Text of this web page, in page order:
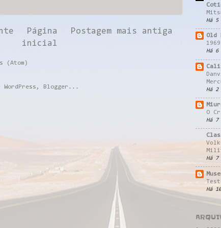
Postagem mais antiga
Página
inicial
(Atom)
Há 5
Old
Há 6
Há 2
O
Há 7
Há 7
Há